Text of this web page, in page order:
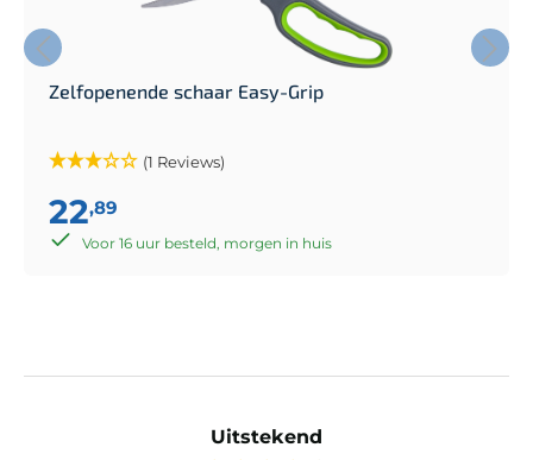
Zelfopenende schaar Easy-Grip
(1 Reviews)
22,89
Voor 16 uur besteld, morgen in huis
Uitstekend